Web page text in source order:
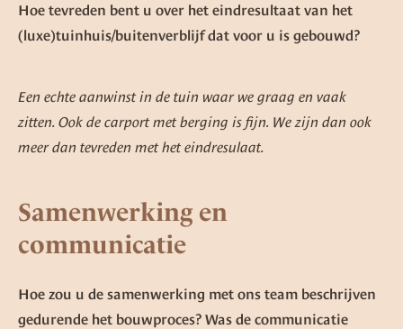
Hoe tevreden bent u over het eindresultaat van het
(luxe)tuinhuis/buitenverblijf dat voor u is gebouwd?
Een echte aanwinst in de tuin waar we graag en vaak
zitten. Ook de carport met berging is fijn. We zijn dan ook
meer dan tevreden met het eindresulaat.
Samenwerking en
communicatie
Hoe zou u de samenwerking met ons team beschrijven
gedurende het bouwproces? Was de communicatie